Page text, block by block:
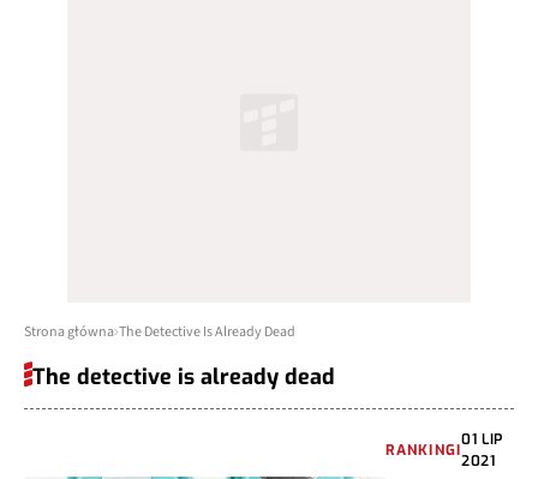
Strona główna The Detective Is Already Dead
The detective is already dead
RANKINGI
01 LIP
2021